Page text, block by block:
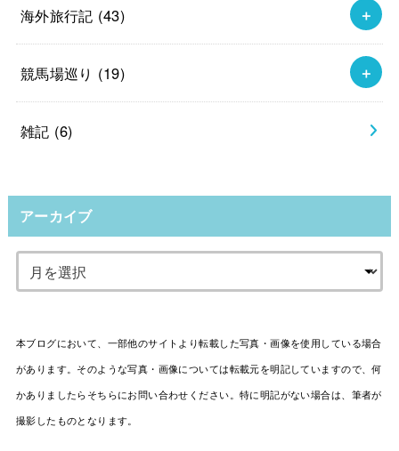
海外旅行記 (43)
競馬場巡り (19)
雑記 (6)
アーカイブ
本ブログにおいて、一部他のサイトより転載した写真・画像を使用している場合
があります。そのような写真・画像については転載元を明記していますので、何
かありましたらそちらにお問い合わせください。特に明記がない場合は、筆者が
撮影したものとなります。